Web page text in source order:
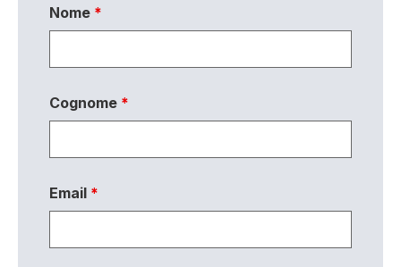
Nome *
Cognome *
Email *